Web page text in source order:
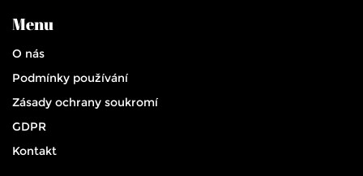
Menu
O nás
Podmínky používání
Zásady ochrany soukromí
GDPR
Kontakt